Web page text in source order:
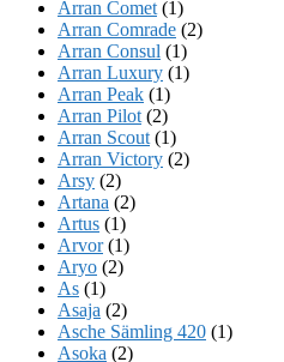
Arran Comet (1)
Arran Comrade (2)
Arran Consul (1)
Arran Luxury (1)
Arran Peak (1)
Arran Pilot (2)
Arran Scout (1)
Arran Victory (2)
Arsy (2)
Artana (2)
Artus (1)
Arvor(1)
Aryo (2)
As (1)
Asaja (2)
Asche Sämling 420 (1)
Asoka (2)